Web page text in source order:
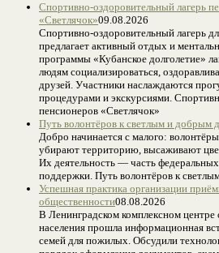
Спортивно-оздоровительный лагерь
«Светлячок»09.08.2026
Спортивно-оздоровительный лагерь
предлагает активный отдых и
программы «Кубанское долголетие»
людям социализироваться,
друзей. Участники наслаждаются
процедурами и экскурсиями.
пенсионеров «Светлячок»
Путь волонтёров к светлым и добрым
Добро начинается с малого:
убирают территорию, высаживают
Их деятельность — часть
поддержки. Путь волонтёров к
Успешная практика организации
общественности08.08.2026
В Ленинградском комплексном центре
населения прошла информационная
семей для пожилых. Обсудили